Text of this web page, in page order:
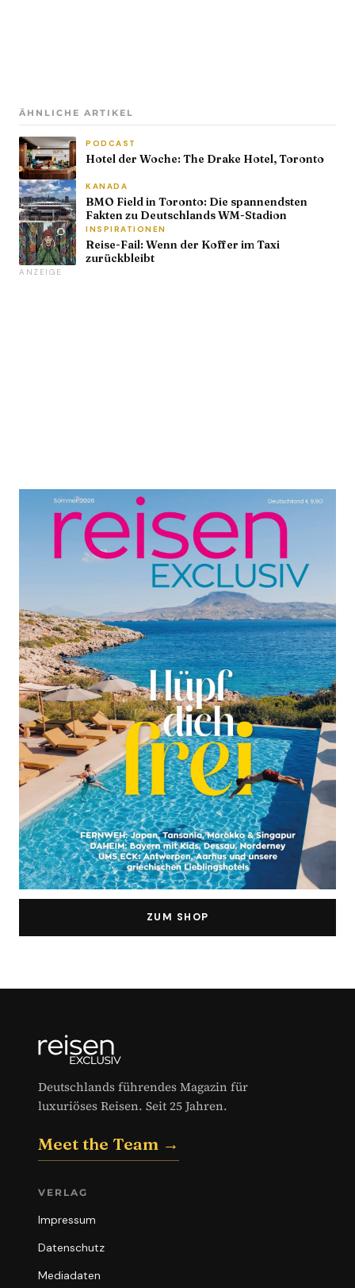
ZUM SHOP
ÄHNLICHE ARTIKEL
PODCAST
Hotel der Woche: The Drake Hotel, Toronto
KANADA
BMO Field in Toronto: Die spannendsten
Fakten zu Deutschlands WM-Stadion
INSPIRATIONEN
Reise-Fail: Wenn der Koffer im Taxi
zurückbleibt
ANZEIGE
Deutschlands führendes Magazin für
luxuriöses Reisen. Seit 25 Jahren.
Meet the Team →
VERLAG
Impressum
Datenschutz
Mediadaten